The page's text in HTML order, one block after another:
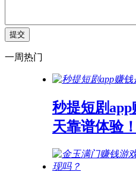
一周热门
秒提短剧app
天靠谱体验！